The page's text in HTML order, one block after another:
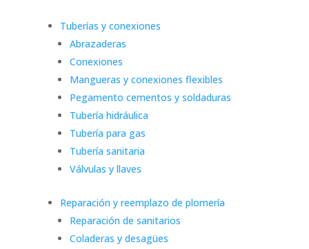
Tuberías y conexiones
Abrazaderas
Conexiones
Mangueras y conexiones flexibles
Pegamento cementos y soldaduras
Tubería hidráulica
Tubería para gas
Tubería sanitaria
Válvulas y llaves
Reparación y reemplazo de plomería
Reparación de sanitarios
Coladeras y desagües